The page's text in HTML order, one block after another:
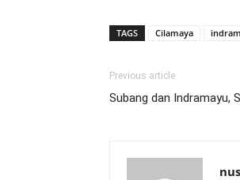
TAGS Cilamaya
Previous article
Subang dan Indramayu,